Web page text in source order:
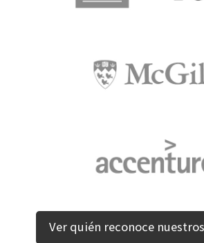
Ver quién reconoce